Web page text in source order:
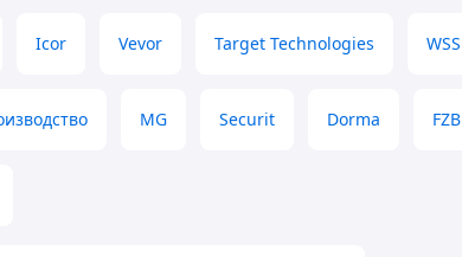
Icor Vevor Target Technologies WSS
MG Securit Dorma FZB